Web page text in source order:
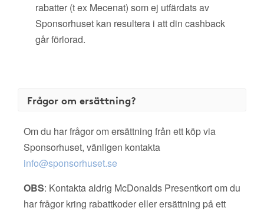
rabatter (t ex Mecenat) som ej utfärdats av
Sponsorhuset kan resultera i att din cashback
går förlorad.
Frågor om ersättning?
Om du har frågor om ersättning från ett köp via
Sponsorhuset, vänligen kontakta
info@sponsorhuset.se
OBS: Kontakta aldrig McDonalds Presentkort om du
har frågor kring rabattkoder eller ersättning på ett